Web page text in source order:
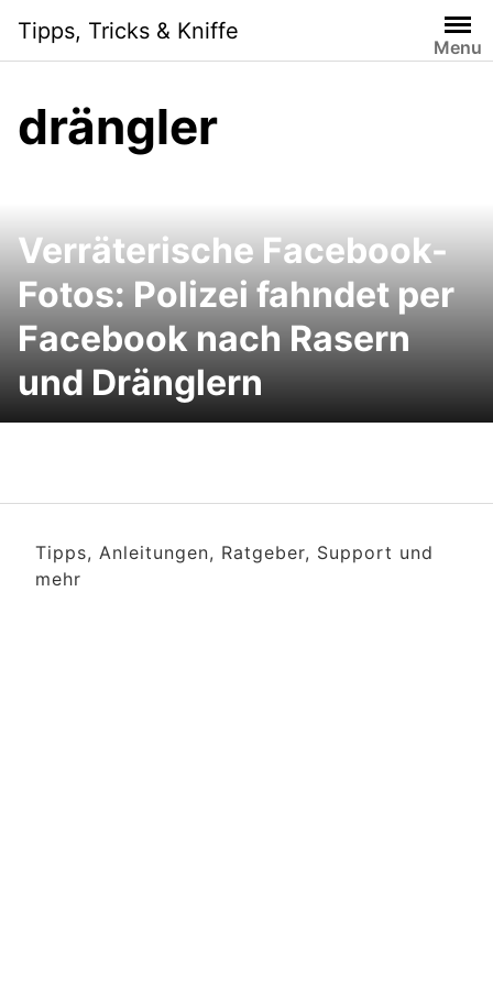
content
Tipps, Tricks & Kniffe
Menu
drängler
Verräterische Facebook-
Fotos: Polizei fahndet per
Facebook nach Rasern
und Dränglern
Tipps, Anleitungen, Ratgeber, Support und
mehr